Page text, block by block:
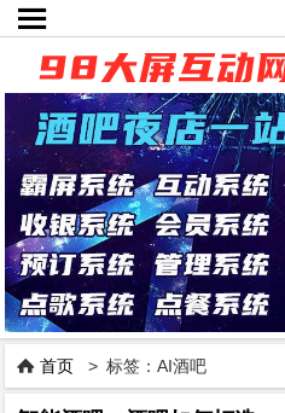

 首页 > 标签：AI酒吧